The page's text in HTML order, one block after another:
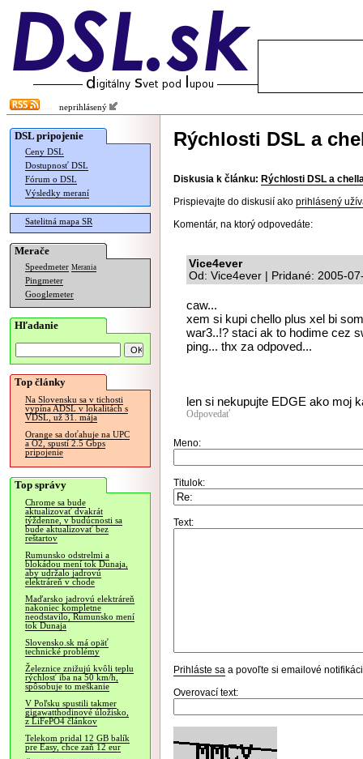
neprihlásený
DSL pripojenie
Ceny DSL
Dostupnosť DSL
Fórum o DSL
Výsledky meraní
Satelitná mapa SR
Merače
Speedmeter Merania
Pingmeter
Googlemeter
Hľadanie
Top články
Na Slovensku sa v tichosti
vypína ADSL v lokalitách s
VDSL, už 31. mája
Orange sa doťahuje na UPC
a O2, spustí 2.5 Gbps
pripojenie
Top správy
Chrome sa bude
aktualizovať dvakrát
týždenne, v budúcnosti sa
bude aktualizovať bez
reštartov
Rumunsko odstrelmi a
blokádou mení tok Dunaja,
aby udržalo jadrovú
elektráreň v chode
Maďarsko jadrovú elektráreň
nakoniec kompletne
neodstavilo, Rumunsko mení
tok Dunaja
Slovensko.sk má opäť
technické problémy
Železnice znižujú kvôli teplu
rýchlosť iba na 50 km/h,
spôsobuje to meškanie
V Poľsku spustili takmer
gigawatthodinové úložisko,
z LiFePO4 článkov
Telekom pridal 12 GB balík
pre Easy, chce zaň 12 eur
Rýchlosti DSL a
Diskusia k článku: Rýchlosti DSL a
Prispievajte do diskusií ako prihlásený
Komentár, na ktorý odpovedáte:
Vice4ever
Od: Vice4ever | Pridané: 2005-
caw...
xem si kupi chello plus xel bi
war3..!? staci ak to hodime cez
ping... thx za odpoved...
len si nekupujte EDGE ako moj
Odpovedať
Meno:
Titulok:
Text:
Prihláste sa a povoľte si emailové
Overovací text: